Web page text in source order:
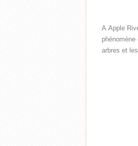
A Apple
arbres et